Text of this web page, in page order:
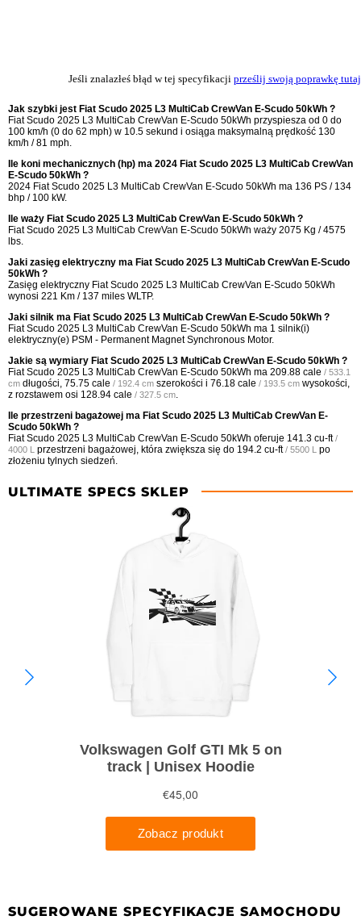
Jeśli znalazłeś błąd w tej specyfikacji prześlij swoją poprawkę tutaj
Jak szybki jest Fiat Scudo 2025 L3 MultiCab CrewVan E-Scudo 50kWh ?
Fiat Scudo 2025 L3 MultiCab CrewVan E-Scudo 50kWh przyspiesza od 0 do
100 km/h (0 do 62 mph) w 10.5 sekund i osiąga maksymalną prędkość 130
km/h / 81 mph.
Ile koni mechanicznych (hp) ma 2024 Fiat Scudo 2025 L3 MultiCab CrewVan
E-Scudo 50kWh ?
2024 Fiat Scudo 2025 L3 MultiCab CrewVan E-Scudo 50kWh ma 136 PS / 134
bhp / 100 kW.
Ile waży Fiat Scudo 2025 L3 MultiCab CrewVan E-Scudo 50kWh ?
Fiat Scudo 2025 L3 MultiCab CrewVan E-Scudo 50kWh waży 2075 Kg / 4575
lbs.
Jaki zasięg elektryczny ma Fiat Scudo 2025 L3 MultiCab CrewVan E-Scudo
50kWh ?
Zasięg elektryczny Fiat Scudo 2025 L3 MultiCab CrewVan E-Scudo 50kWh
wynosi 221 Km / 137 miles WLTP.
Jaki silnik ma Fiat Scudo 2025 L3 MultiCab CrewVan E-Scudo 50kWh ?
Fiat Scudo 2025 L3 MultiCab CrewVan E-Scudo 50kWh ma 1 silnik(i)
elektryczny(e) PSM - Permanent Magnet Synchronous Motor.
Jakie są wymiary Fiat Scudo 2025 L3 MultiCab CrewVan E-Scudo 50kWh ?
Fiat Scudo 2025 L3 MultiCab CrewVan E-Scudo 50kWh ma 209.88 cale / 533.1
cm długości, 75.75 cale / 192.4 cm szerokości i 76.18 cale / 193.5 cm wysokości,
z rozstawem osi 128.94 cale / 327.5 cm.
Ile przestrzeni bagażowej ma Fiat Scudo 2025 L3 MultiCab CrewVan E-
Scudo 50kWh ?
Fiat Scudo 2025 L3 MultiCab CrewVan E-Scudo 50kWh oferuje 141.3 cu-ft /
4000 L przestrzeni bagażowej, która zwiększa się do 194.2 cu-ft / 5500 L po
złożeniu tylnych siedzeń.
ULTIMATE SPECS SKLEP
SUGEROWANE SPECYFIKACJE SAMOCHODU